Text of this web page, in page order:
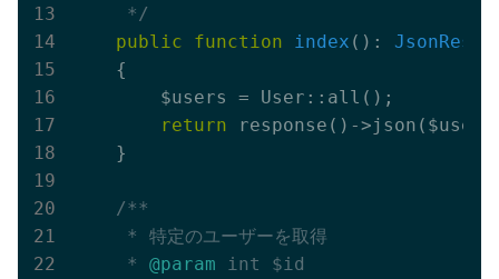
     */
public
function index () :
{
        $users = User::all();
return response()-
    }
/**
     * 特定のユーザーを取得
     *
@param int $id